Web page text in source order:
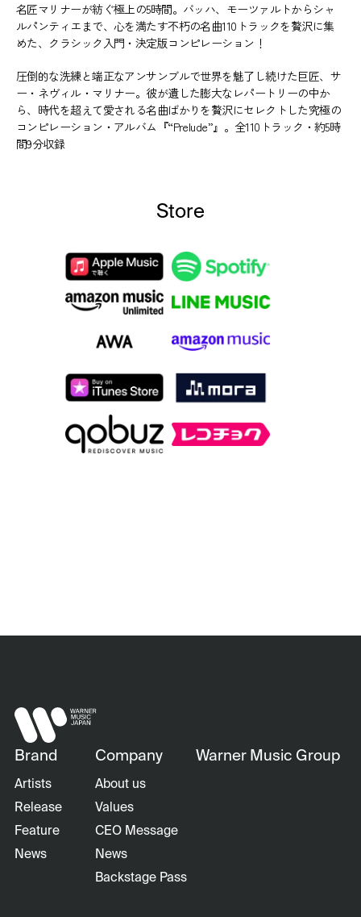
名匠マリナーが紡ぐ極上の5時間。バッハ、モーツァルトからシャ
ルパンティエまで、心を満たす不朽の名曲110トラックを贅沢に集
めた、クラシック入門・決定版コンピレーション！
圧倒的な洗練と端正なアンサンブルで世界を魅了し続けた巨匠、サ
ー・ネヴィル・マリナー。彼が遺した膨大なレパートリーの中か
ら、時代を超えて愛される名曲ばかりを贅沢にセレクトした究極の
コンピレーション・アルバム『“Prelude”』。全110トラック・約5時
間9分収録
Store
Brand
Artists
Release
Feature
News
Company
About us
Values
CEO Message
News
Backstage Pass
Warner Music Group